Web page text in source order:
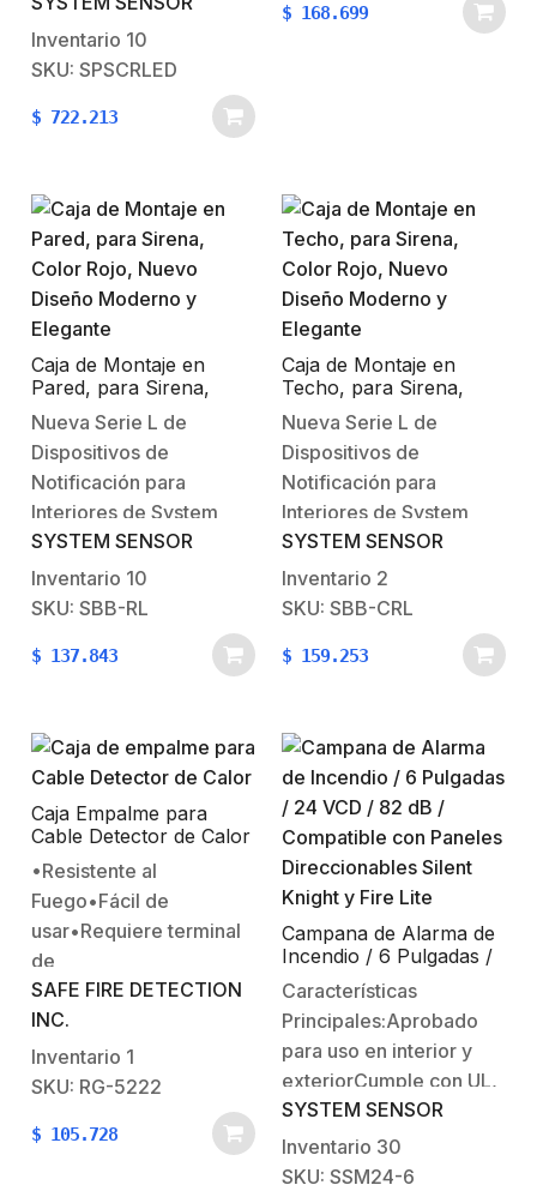
montaje en techo
diseñada para
notificación visual en
Equipada con tecnología
LED de alta eficiencia,
ofrece una señal clara y
brillante con un
consumo…
Inventario 10
SKU: SPSCRLED
$ 722.213
$ 168.699
Caja de Montaje en
Pared, para Sirena,
Color Rojo, Nuevo
Diseño Moderno y
Elegante
Nueva Serie L de
Dispositivos de
Notificación para
Interiores de System
Sensor La nueva Serie L
de System Sensor de
dispositivos de
plataforma basada en
SpectrAlert Advance
ofreciendo un menor
consumo de corriente,
un diseño…
SYSTEM SENSOR
Inventario 10
SKU: SBB-RL
$ 137.843
Caja de Montaje en
Techo, para Sirena,
Color Rojo, Nuevo
Diseño Moderno y
Elegante
Nueva Serie L de
Dispositivos de
Notificación para
Interiores de System
SensorLa nueva Serie L
de System Sensor de
dispositivos de
plataforma basada en
SpectrAlert Advance
ofreciendo un menor
consumo de corriente,
un diseño…
SYSTEM SENSOR
Inventario 2
SKU: SBB-CRL
$ 159.253
Caja Empalme para
Cable Detector de Calor
Lineal (LHD) / Para uso
en Intemperie /
Resistente al Fuego /
Permite un Empalme
Fácil y Rápido
•Resistente al
Fuego•Fácil de
usar•Requiere terminal
de
tornillo RS7041•Requiere
conector de alivio de
tensión RG1110Dimensiones
(W x H x D): 4” x 4” x 2”
5cm)Peso: 1.00 lbs (.46
SAFE FIRE DETECTION
INC.
Inventario 1
SKU: RG-5222
$ 105.728
Campana de Alarma de
Incendio / 6 Pulgadas /
24 VCD / 82 dB /
Compatible con Paneles
Direccionables Silent
Knight y Fire Lite
Características
Principales:Aprobado
para uso en interior y
exteriorCumple con UL,
ULC, FM, MEABajo
consumo de
corrienteSalida alta en
SYSTEM SENSOR
Inventario 30
SKU: SSM24-6